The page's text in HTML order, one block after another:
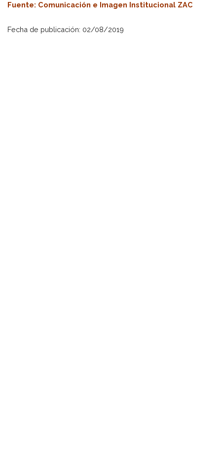
Fuente: Comunicación e Imagen Institucional ZAC
Fecha de publicación: 02/08/2019